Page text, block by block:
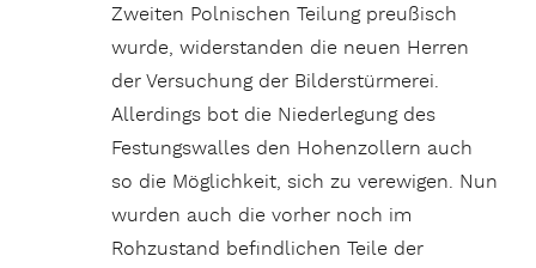
Zweiten Polnischen Teilung preußisch
wurde, widerstanden die neuen Herren
der Versuchung der Bilderstürmerei.
Allerdings bot die Niederlegung des
Festungswalles den Hohenzollern auch
so die Möglichkeit, sich zu verewigen. Nun
wurden auch die vorher noch im
Rohzustand befindlichen Teile der